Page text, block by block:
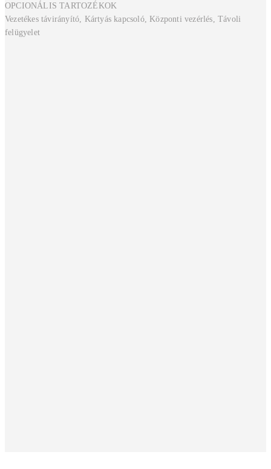
OPCIONÁLIS TARTOZÉKOK
Vezetékes távirányító, Kártyás kapcsoló, Központi vezérlés, Távoli
felügyelet